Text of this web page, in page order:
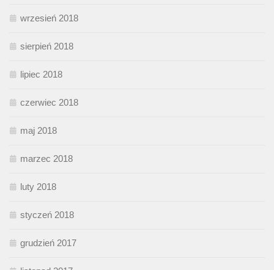
wrzesień 2018
sierpień 2018
lipiec 2018
czerwiec 2018
maj 2018
marzec 2018
luty 2018
styczeń 2018
grudzień 2017